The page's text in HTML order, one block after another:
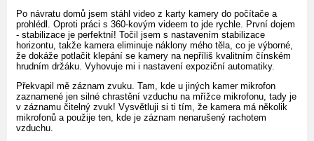
Po návratu domů jsem stáhl video z karty kamery do počítače a
prohlédl. Oproti práci s 360-kovým videem to jde rychle. První dojem
- stabilizace je perfektní! Točil jsem s nastavením stabilizace
horizontu, takže kamera eliminuje náklony mého těla, co je výborné,
že dokáže potlačit klepání se kamery na nepříliš kvalitním čínském
hrudním držáku. Vyhovuje mi i nastavení expoziční automatiky.
Překvapil mě záznam zvuku. Tam, kde u jiných kamer mikrofon
zaznamené jen silné chrastění vzduchu na mřížce mikrofonu, tady je
v záznamu čitelný zvuk! Vysvětluji si ti tím, že kamera má několik
mikrofonů a použije ten, kde je záznam nenarušený rachotem
vzduchu.